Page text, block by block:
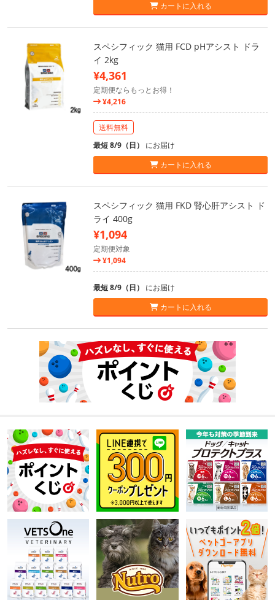
カートに入れる
スペシフィック 猫用 FCD pHアシスト ドラ
イ 2kg
¥4,361
定期便ならもっとお得！
¥4,216
送料無料
最短 8/9（日） にお届け
カートに入れる
スペシフィック 猫用 FKD 腎心肝アシスト ド
ライ 400g
¥1,094
定期便対象
¥1,094
最短 8/9（日） にお届け
カートに入れる